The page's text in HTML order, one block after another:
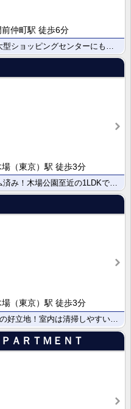
仲町駅 徒歩6分
（東京）駅 徒歩3分
（東京）駅 徒歩3分
ＡＲＴＭＥＮＴ